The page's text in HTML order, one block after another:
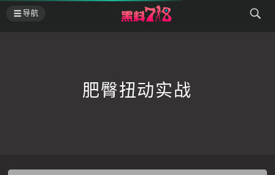
导航
肥臀扭动实战